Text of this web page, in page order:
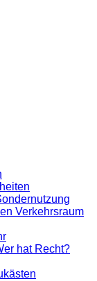
Verkehrsraum
hat Recht?